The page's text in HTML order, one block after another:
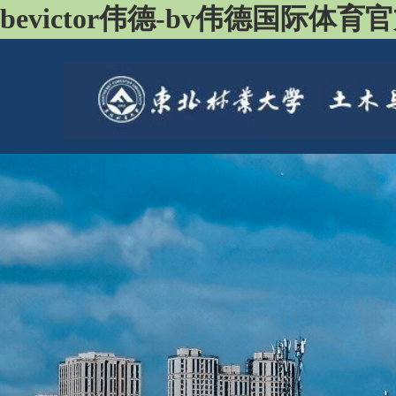
bevictor伟德-bv伟德国际体育